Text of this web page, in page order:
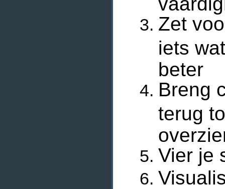
Zet
iets
beter
Breng
terug
Vier je